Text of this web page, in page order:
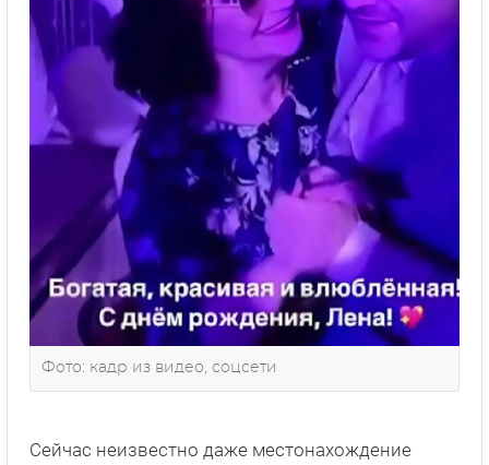
Фото: кадр из видео, соцсети
Сейчас неизвестно даже местонахождение